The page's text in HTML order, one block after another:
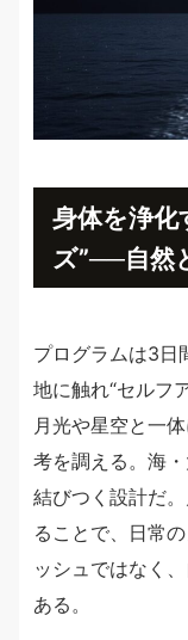
身体を浄化
ズ”──自然
プログラムは3日
地に触れ“セルフ
月光や星空と一
考を調える。海
結びつく設計だ
ることで、日常
ッシュではなく
ある。